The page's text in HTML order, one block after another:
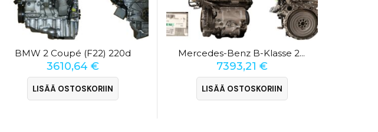
BMW 2 Coupé (F22) 220d
3610,64€
LISÄÄ OSTOSKORIIN
Mercedes-Benz B-Klasse 220d
7393,21€
LISÄÄ OSTOSKORIIN